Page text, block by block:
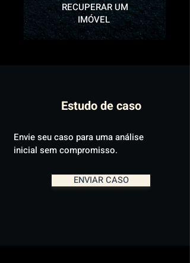
RECUPERAR UM
IMÓVEL
Estudo de caso
Envie seu caso para uma análise
inicial sem compromisso.
ENVIAR CASO